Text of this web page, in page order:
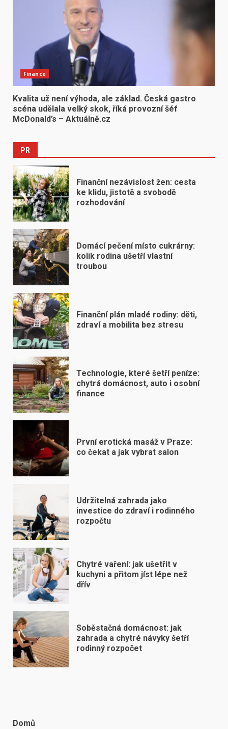
Finance
Kvalita už není výhoda, ale základ. Česká gastro
scéna udělala velký skok, říká provozní šéf
McDonald’s – Aktuálně.cz
PR
Finanční nezávislost žen: cesta
ke klidu, jistotě a svobodě
rozhodování
Domácí pečení místo cukrárny:
kolik rodina ušetří vlastní
troubou
Finanční plán mladé rodiny: děti,
zdraví a mobilita bez stresu
Technologie, které šetří peníze:
chytrá domácnost, auto i osobní
finance
První erotická masáž v Praze:
co čekat a jak vybrat salon
Udržitelná zahrada jako
investice do zdraví i rodinného
rozpočtu
Chytré vaření: jak ušetřit v
kuchyni a přitom jíst lépe než
dřív
Soběstačná domácnost: jak
zahrada a chytré návyky šetří
rodinný rozpočet
Domů